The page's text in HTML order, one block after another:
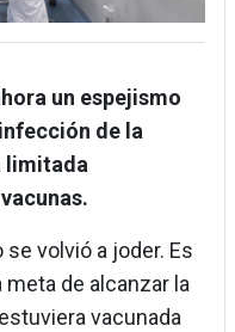
un espejismo
de la
limitada
volvió a joder. Es
de alcanzar la
vacunada